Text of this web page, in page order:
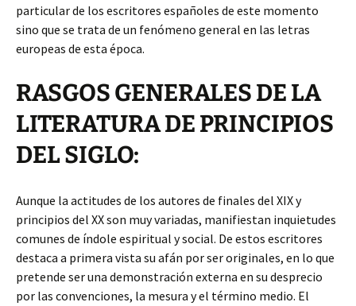
particular de los escritores españoles de este momento
sino que se trata de un fenómeno general en las letras
europeas de esta época.
RASGOS GENERALES DE LA
LITERATURA DE PRINCIPIOS
DEL SIGLO:
Aunque la actitudes de los autores de finales del XIX y
principios del XX son muy variadas, manifiestan inquietudes
comunes de índole espiritual y social. De estos escritores
destaca a primera vista su afán por ser originales, en lo que
pretende ser una demonstración externa en su desprecio
por las convenciones, la mesura y el término medio. El